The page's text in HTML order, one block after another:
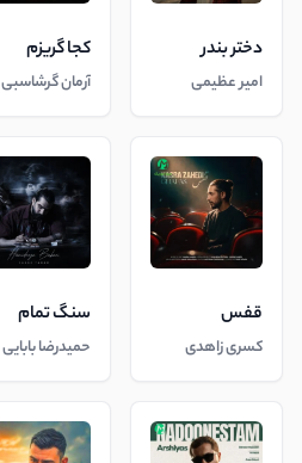
دختر بندر
امیر عظیمی
کجا گریزم
آرمان گرشاسبی
قفس
کسری زاهدی
سنگ تمام
حمیدرضا بابایی